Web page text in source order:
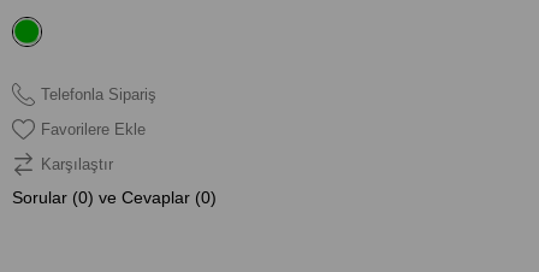
Telefonla Sipariş
Favorilere Ekle
Karşılaştır
Sorular (0) ve Cevaplar (0)